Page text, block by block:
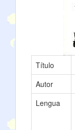
Título
Autor
Lengua